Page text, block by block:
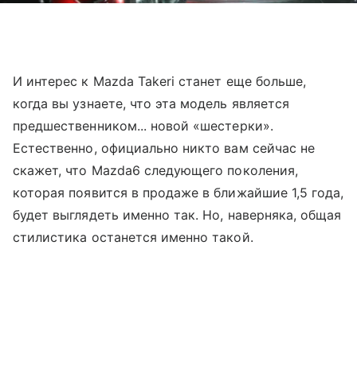
И интерес к Mazda Takeri станет еще больше,
когда вы узнаете, что эта модель является
предшественником... новой «шестерки».
Естественно, официально никто вам сейчас не
скажет, что Mazda6 следующего поколения,
которая появится в продаже в ближайшие 1,5 года,
будет выглядеть именно так. Но, наверняка, общая
стилистика останется именно такой.